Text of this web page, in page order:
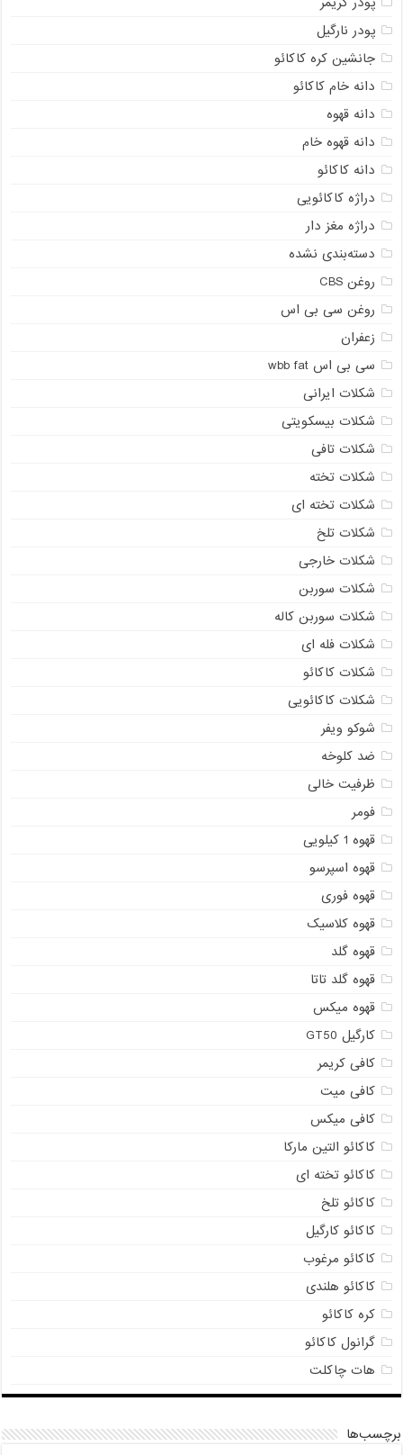
پودر نارگیل
جانشین کره کاکائو
دانه خام کاکائو
دانه قهوه
دانه قهوه خام
دانه کاکائو
دراژه کاکائویی
دراژه مغز دار
دسته‌بندی نشده
روغن CBS
روغن سی بی اس
زعفران
سی بی اس wbb fat
شکلات ایرانی
شکلات بیسکویتی
شکلات تافی
شکلات تخته
شکلات تخته ای
شکلات تلخ
شکلات خارجی
شکلات سوربن
شکلات سوربن کاله
شکلات فله ای
شکلات کاکائو
شکلات کاکائویی
شوکو ویفر
ضد کلوخه
ظرفیت خالی
فومر
قهوه 1 کیلویی
قهوه اسپرسو
قهوه فوری
قهوه کلاسیک
قهوه گلد
قهوه گلد تاتا
قهوه میکس
کارگیل GT50
کافی کریمر
کافی میت
کافی میکس
کاکائو التین مارکا
کاکائو تخته ای
کاکائو تلخ
کاکائو کارگیل
کاکائو مرغوب
کاکائو هلندی
کره کاکائو
گرانول کاکائو
هات چاکلت
برچسب‌ها